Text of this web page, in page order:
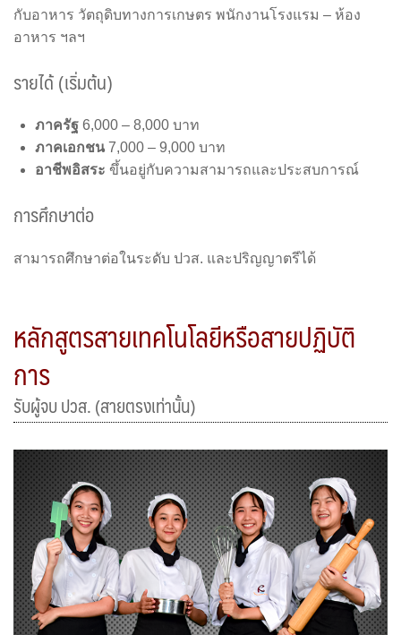
กับอาหาร วัตถุดิบทางการเกษตร พนักงานโรงแรม – ห้อง
อาหาร ฯลฯ
รายได้ (เริ่มต้น)
ภาครัฐ 6,000 – 8,000 บาท
ภาคเอกชน7,000 – 9,000 บาท
อาชีพอิสระ ขึ้นอยู่กับความสามารถและประสบการณ์
การศึกษาต่อ
สามารถศึกษาต่อในระดับ ปวส. และปริญญาตรีได้
หลักสูตรสายเทคโนโลยีหรือสายปฏิบัติ
การ
รับผู้จบ ปวส. (สายตรงเท่านั้น)